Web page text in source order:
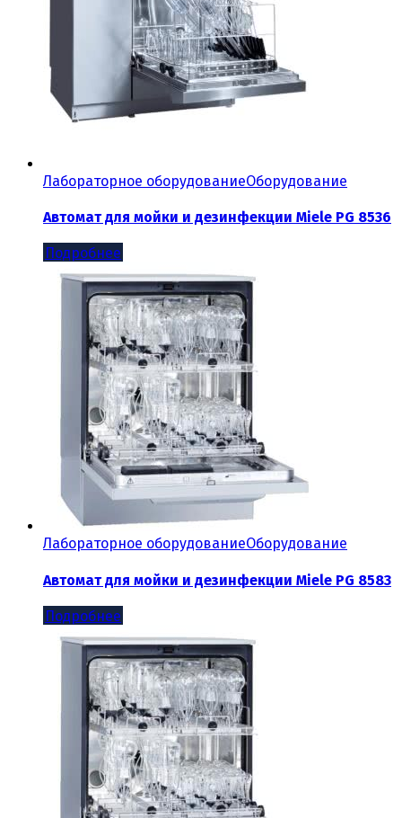
Лабораторное оборудованиеОборудование
Автомат для мойки и дезинфекции Miele PG 8536
Подробнее
Лабораторное оборудованиеОборудование
Автомат для мойки и дезинфекции Miele PG 8583
Подробнее